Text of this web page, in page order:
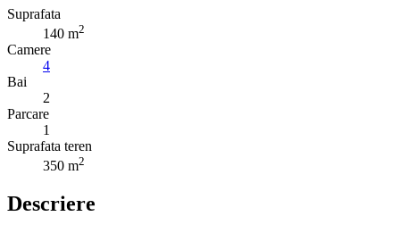
Suprafata
140 m2
Camere
4
Bai
2
Parcare
1
Suprafata teren
350 m2
Descriere